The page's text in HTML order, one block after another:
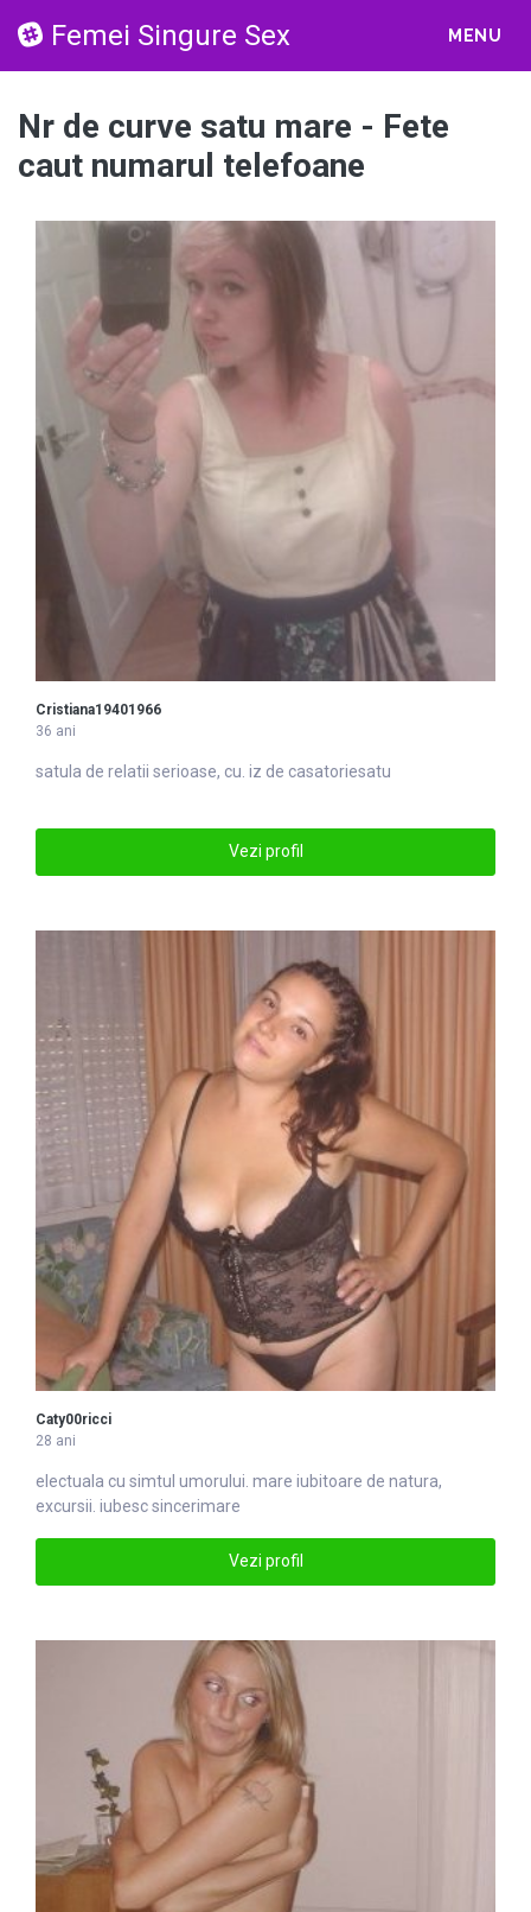
Femei Singure Sex MENU
Nr de curve satu mare - Fete
caut numarul telefoane
Cristiana19401966
36 ani
satu la de relatii serioase, cu. iz de casatoriesatu
Vezi profil
Caty00ricci
28 ani
electuala cu simtul umorului. mare iubitoare de natura,
excursii. iubesc sincerimare
Vezi profil